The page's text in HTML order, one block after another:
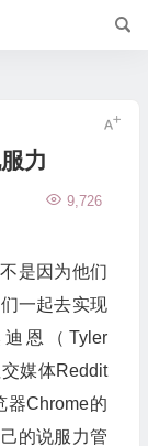
力
9,726
是因为他们
一起去实现
恩（Tyler
媒体Reddit
器Chrome的
的说服力管